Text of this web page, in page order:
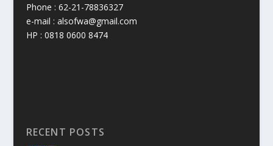
Phone : 62-21-78836327
e-mail : alsofwa@gmail.com
HP : 0818 0600 8474
RECENT POSTS